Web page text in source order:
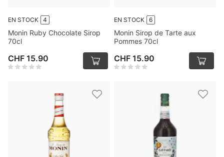
EN STOCK 4
Monin Ruby Chocolate Sirop
70cl
CHF 15.90
EN STOCK 6
Monin Sirop de Tarte aux
Pommes 70cl
CHF 15.90